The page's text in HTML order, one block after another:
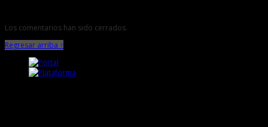
Los comentarios han sido cerrados.
Regresar arriba ↑